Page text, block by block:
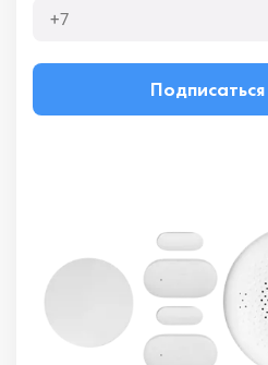
Подписаться